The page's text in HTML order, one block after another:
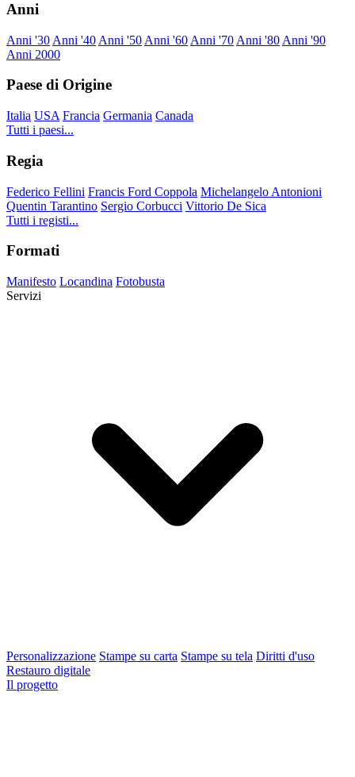
Anni
Anni '30 Anni '40 Anni '50 Anni '60 Anni '70 Anni '80 Anni '90
Anni 2000
Paese di Origine
Italia USA Francia Germania Canada
Tutti i paesi...
Regia
Federico Fellini Francis Ford Coppola Michelangelo Antonioni
Quentin Tarantino Sergio Corbucci Vittorio De Sica
Tutti i registi...
Formati
Manifesto Locandina Fotobusta
Servizi
Personalizzazione Stampe su carta Stampe su tela Diritti d'uso
Restauro digitale
Il progetto